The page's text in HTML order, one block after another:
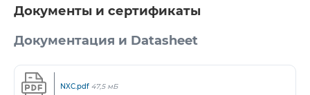
Документы и сертификаты
Документация и Datasheet
NXC.pdf 47,5 мБ